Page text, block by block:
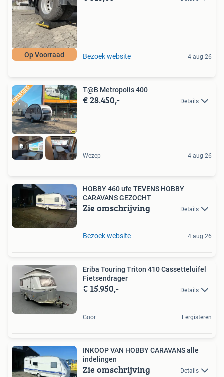
Op Voorraad Bezoek website 4 aug 26
T@B Metropolis 400
€ 28.450,- Details
Wezep 4 aug 26
HOBBY 460 ufe TEVENS HOBBY
CARAVANS GEZOCHT
Zie omschrijving Details
Bezoek website 4 aug 26
Eriba Touring Triton 410 Cassetteluifel
Fietsendrager
€ 15.950,- Details
Goor Eergisteren
INKOOP VAN HOBBY CARAVANS alle
indelingen
Zie omschrijving Details